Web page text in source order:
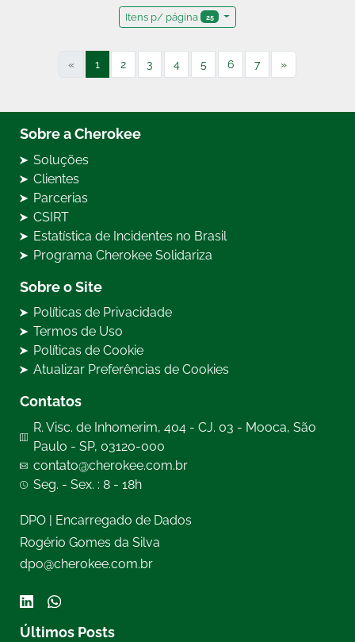
Itens p/ página 25
« 1 2 3 4 5 6 7 »
Sobre a Cherokee
Soluções
Clientes
Parcerias
CSIRT
Estatística de Incidentes no Brasil
Programa Cherokee Solidariza
Sobre o Site
Políticas de Privacidade
Termos de Uso
Políticas de Cookie
Atualizar Preferências de Cookies
Contatos
R. Visc. de Inhomerim, 404 - CJ. 03 - Mooca, São
Paulo - SP, 03120-000
contato@cherokee.com.br
Seg. - Sex. : 8 - 18h
DPO | Encarregado de Dados
Rogério Gomes da Silva
dpo@cherokee.com.br
Últimos Posts